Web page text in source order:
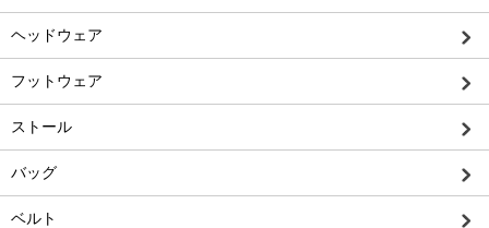
ヘッドウェア
フットウェア
ストール
バッグ
ベルト